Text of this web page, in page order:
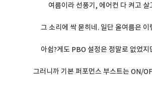
여름이라 선풍기, 에어컨 다 켜고 살
그 소리에 싹 묻히네. 일단 올여름은 이
아쉽?게도 PBO 설정은 정말로 없었지
그러니까 기본 퍼포먼스 부스트는 ON/